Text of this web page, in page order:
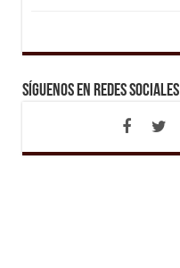
Síguenos en Redes Sociales